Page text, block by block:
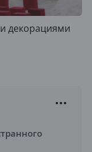
декорациями